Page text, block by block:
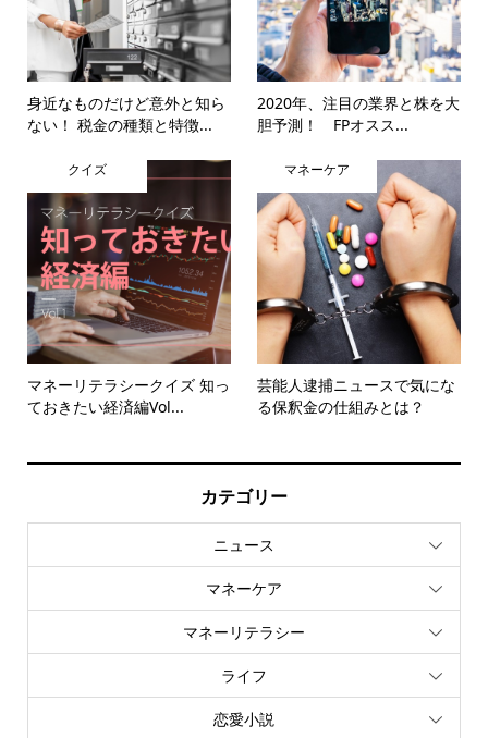
身近なものだけど意外と知ら
ない！ 税金の種類と特徴...
2020年、注目の業界と株を大
胆予測！ FPオスス...
クイズ
マネーリテラシークイズ 知っ
ておきたい経済編Vol...
マネーケア
芸能人逮捕ニュースで気にな
る保釈金の仕組みとは？
カテゴリー
ニュース
マネーケア
マネーリテラシー
ライフ
恋愛小説